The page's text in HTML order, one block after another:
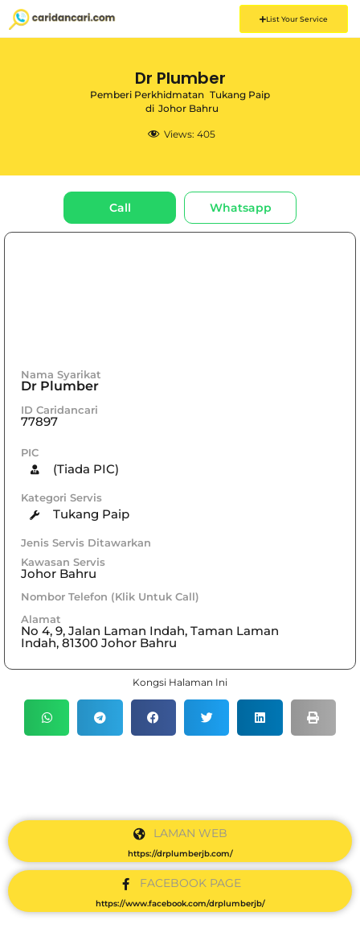
List Your Service
Dr Plumber
Pemberi Perkhidmatan Tukang Paip
di Johor Bahru
Views: 405
Call Whatsapp
Nama Syarikat
Dr Plumber
ID Caridancari
77897
PIC
(Tiada PIC)
Kategori Servis
Tukang Paip
Jenis Servis Ditawarkan
Kawasan Servis
Johor Bahru
Nombor Telefon (Klik Untuk Call)
Alamat
No 4, 9, Jalan Laman Indah, Taman Laman
Indah, 81300 Johor Bahru
Kongsi Halaman Ini
LAMAN WEB
https://drplumberjb.com/
FACEBOOK PAGE
https://www.facebook.com/drplumberjb/